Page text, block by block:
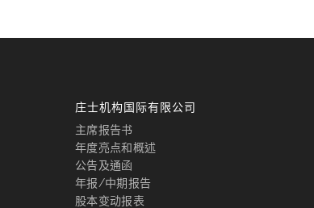
庄士机构国际有限公司
主席报告书
年度亮点和概述
公告及通函
年报/中期报告
股本变动报表